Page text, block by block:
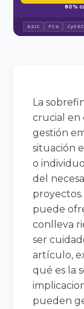
80%
ASIC FCA CySEC
La
crucial en
gestión
situación
o
del
puede
conlleva
ser
artículo,
qué es la
pueden